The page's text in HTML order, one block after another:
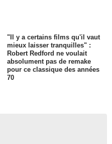
"Il y a certains films qu'il vaut
mieux laisser tranquilles" :
Robert Redford ne voulait
absolument pas de remake
pour ce classique des années
70